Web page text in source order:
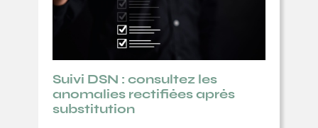
Suivi DSN : consultez les
anomalies rectifiées après
substitution